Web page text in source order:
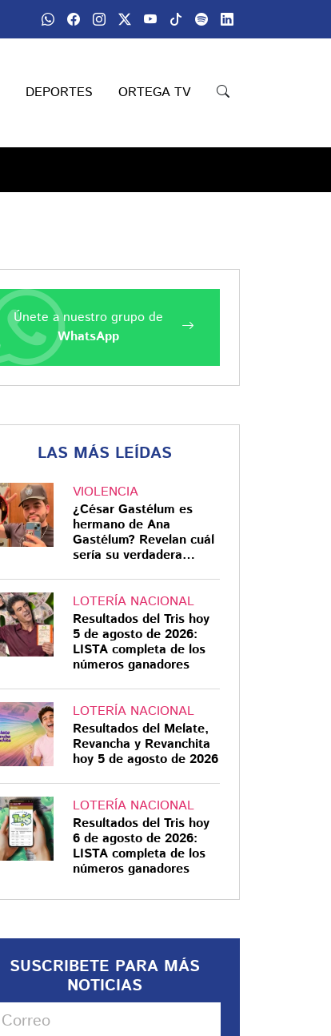
DEPORTES ORTEGA TV
Únete a nuestro grupo de
WhatsApp
LAS MÁS LEÍDAS
VIOLENCIA
¿César Gastélum es
hermano de Ana
Gastélum? Revelan cuál
sería su verdadera
LOTERÍA NACIONAL
Resultados del Tris hoy
5 de agosto de 2026:
LISTA completa de los
números ganadores
LOTERÍA NACIONAL
Resultados del Melate,
Revancha y Revanchita
hoy 5 de agosto de 2026
LOTERÍA NACIONAL
Resultados del Tris hoy
6 de agosto de 2026:
LISTA completa de los
números ganadores
SUSCRIBETE PARA MÁS
NOTICIAS